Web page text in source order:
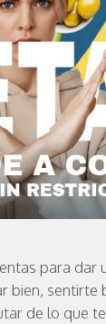
para dar
bien, sentirte
de lo que